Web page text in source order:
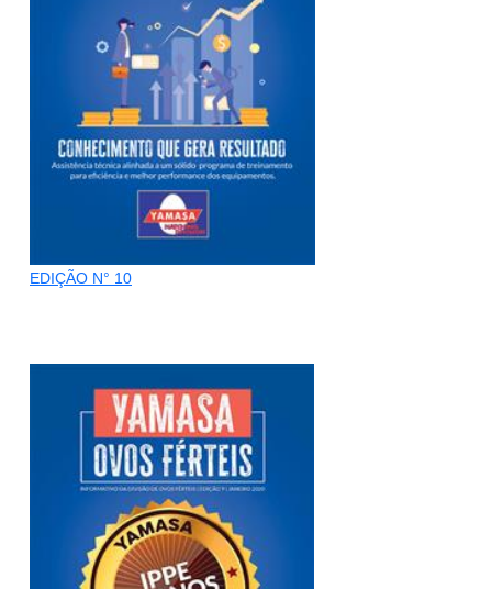
EDIÇÃO N° 10